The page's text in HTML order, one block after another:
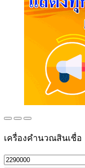
เครื่องคำนวณสินเชื่อ